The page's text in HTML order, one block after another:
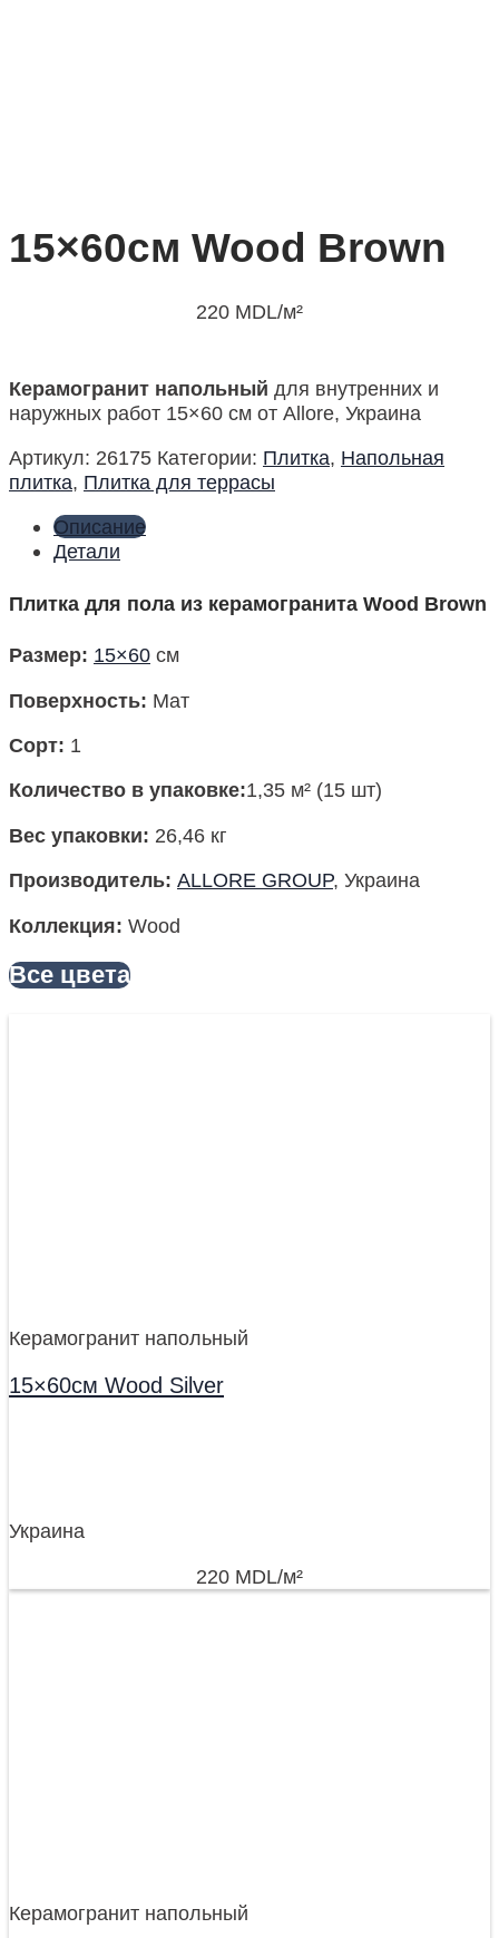
15×60см Wood Brown
220 MDL/м²
Керамогранит напольный для внутренних и
наружных работ 15×60 см от Allore, Украина
Артикул: 26175 Категории: Плитка, Напольная
плитка, Плитка для террасы
Описание
Детали
Плитка для пола из керамогранита Wood Brown
Размер: 15×60 см
Поверхность: Мат
Сорт: 1
Количество в упаковке:1,35 м² (15 шт)
Вес упаковки: 26,46 кг
Производитель: ALLORE GROUP, Украина
Коллекция: Wood
Все цвета
Керамогранит напольный
15×60см Wood Silver
Украина
220 MDL/м²
Керамогранит напольный